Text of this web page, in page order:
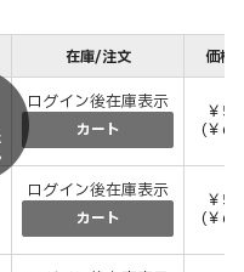
在庫/注文 価格(
ログイン後在庫表示
カート
￥
(￥
ログイン後在庫表示
カート
￥
(￥